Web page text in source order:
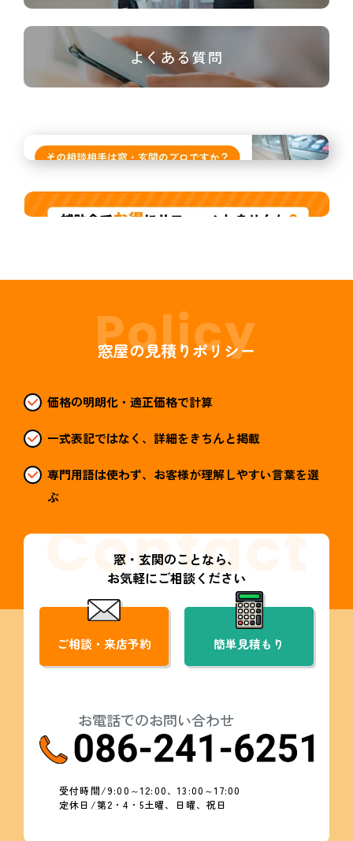
よくある質問
窓屋の見積りポリシー
価格の明朗化・適正価格で計算
一式表記ではなく、詳細をきちんと掲載
専門用語は使わず、お客様が理解しやすい言葉を選
ぶ
窓・玄関のことなら、
お気軽にご相談ください
ご相談・来店予約 簡単見積もり
お電話でのお問い合わせ
受付時間/9:00～12:00、13:00～17:00
定休日/第2・4・5土曜、日曜、祝日